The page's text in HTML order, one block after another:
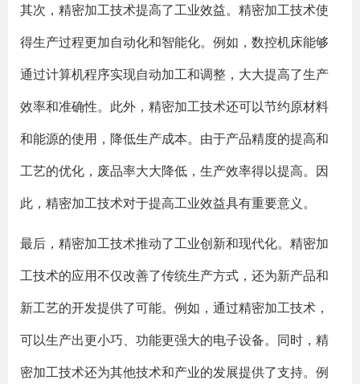
其次，精密加工技术提高了工业效益。精密加工技术使
得生产过程更加自动化和智能化。例如，数控机床能够
通过计算机程序实现自动加工和调整，大大提高了生产
效率和准确性。此外，精密加工技术还可以节约原材料
和能源的使用，降低生产成本。由于产品精度的提高和
工艺的优化，废品率大大降低，生产效率得以提高。因
此，精密加工技术对于提高工业效益具有重要意义。
最后，精密加工技术推动了工业创新和现代化。精密加
工技术的应用不仅改善了传统生产方式，还为新产品和
新工艺的开发提供了可能。例如，通过精密加工技术，
可以生产出更小巧、功能更强大的电子设备。同时，精
密加工技术还为其他技术和产业的发展提供了支持。例